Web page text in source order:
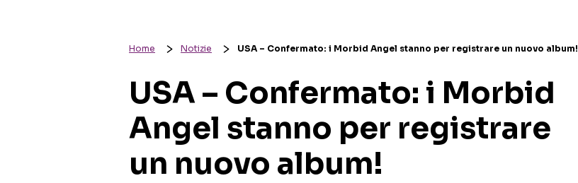
Home Notizie USA – Confermato: i Morbid Angel stanno per registrare un nuovo album!
USA – Confermato: i Morbid
Angel stanno per registrare
un nuovo album!